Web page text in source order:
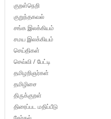
குறள்நெறி
குறுந்தகவல்
சங்க இலக்கியம்
சமய இலக்கியம்
செய்திகள்
செவ்வி / பேட்டி
தமிழறிஞர்கள்
தமிழிசை
திருக்குறள்
திரைப்பட மதிப்பீடு